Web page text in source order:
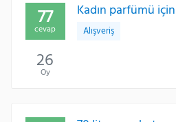
Kadın parfümü
Alışveriş
77
cevap
26
Oy